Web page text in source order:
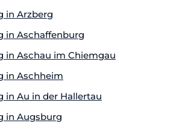
in Arzberg
in Aschaffenburg
in Aschau im Chiemgau
in Aschheim
in Au in der Hallertau
in Augsburg